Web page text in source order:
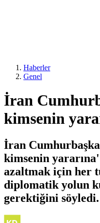
Haberler
Genel
İran
kimsenin
İran
kimsenin
azaltmak için her
diplomatik yolun
gerektiğini söyledi.